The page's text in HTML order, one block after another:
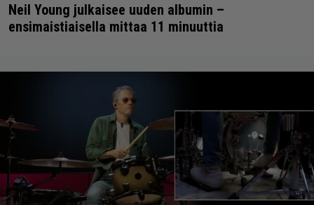
Neil Young julkaisee uuden albumin –
ensimaistiaisella mittaa 11 minuuttia